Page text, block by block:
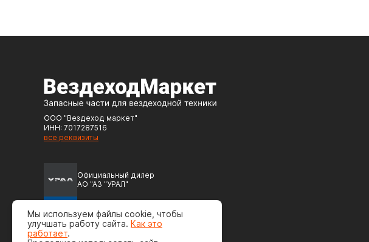
ООО "Вездеход маркет"
ИНН: 7017287516
все реквизиты
Официальный дилер
АО "АЗ "УРАЛ"
Официальный дилер
ПАО "Автодизель" (ЯМЗ)
Мы используем файлы cookie, чтобы
улучшать работу сайта. Как это
работает.